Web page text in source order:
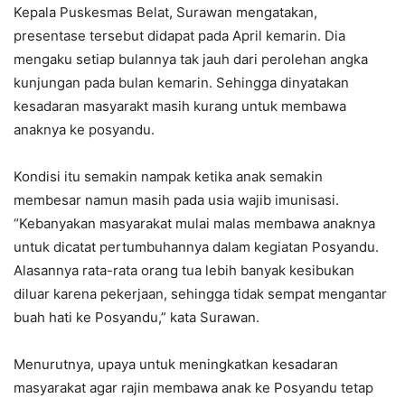
Kepala Puskesmas Belat, Surawan mengatakan,
presentase tersebut didapat pada April kemarin. Dia
mengaku setiap bulannya tak jauh dari perolehan angka
kunjungan pada bulan kemarin. Sehingga dinyatakan
kesadaran masyarakt masih kurang untuk membawa
anaknya ke posyandu.
Kondisi itu semakin nampak ketika anak semakin
membesar namun masih pada usia wajib imunisasi.
“Kebanyakan masyarakat mulai malas membawa anaknya
untuk dicatat pertumbuhannya dalam kegiatan Posyandu.
Alasannya rata-rata orang tua lebih banyak kesibukan
diluar karena pekerjaan, sehingga tidak sempat mengantar
buah hati ke Posyandu,” kata Surawan.
Menurutnya, upaya untuk meningkatkan kesadaran
masyarakat agar rajin membawa anak ke Posyandu tetap